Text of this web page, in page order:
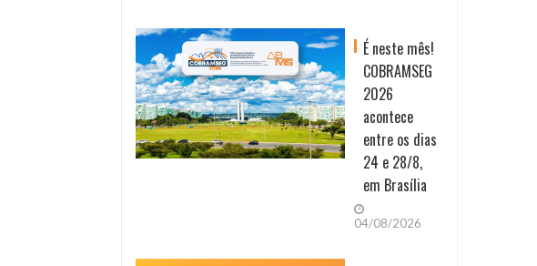
É neste mês!
COBRAMSEG
2026
acontece
entre os dias
24 e 28/8,
em Brasília
04/08/2026